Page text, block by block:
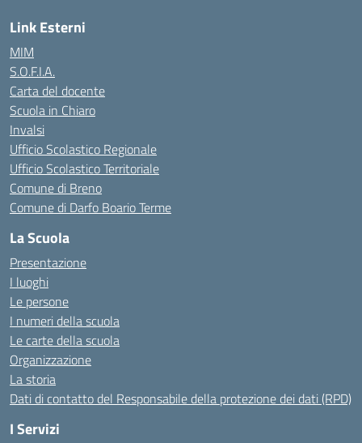
Link Esterni
MIM
S.O.F.I.A.
Carta del docente
Scuola in Chiaro
Invalsi
Ufficio Scolastico Regionale
Ufficio Scolastico Territoriale
Comune di Breno
Comune di Darfo Boario Terme
La Scuola
Presentazione
I luoghi
Le persone
I numeri della scuola
Le carte della scuola
Organizzazione
La storia
Dati di contatto del Responsabile della protezione dei dati (RPD)
I Servizi